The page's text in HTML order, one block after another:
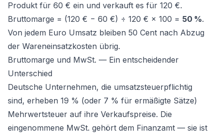
Produkt für 60 € ein und verkauft es für 120 €.
Bruttomarge = (120 € − 60 €) ÷ 120 € × 100 = 50 %.
Von jedem Euro Umsatz bleiben 50 Cent nach Abzug
der Wareneinsatzkosten übrig.
Bruttomarge und MwSt. — Ein entscheidender
Unterschied
Deutsche Unternehmen, die umsatzsteuerpflichtig
sind, erheben 19 % (oder 7 % für ermäßigte Sätze)
Mehrwertsteuer auf ihre Verkaufspreise. Die
eingenommene MwSt. gehört dem Finanzamt — sie ist